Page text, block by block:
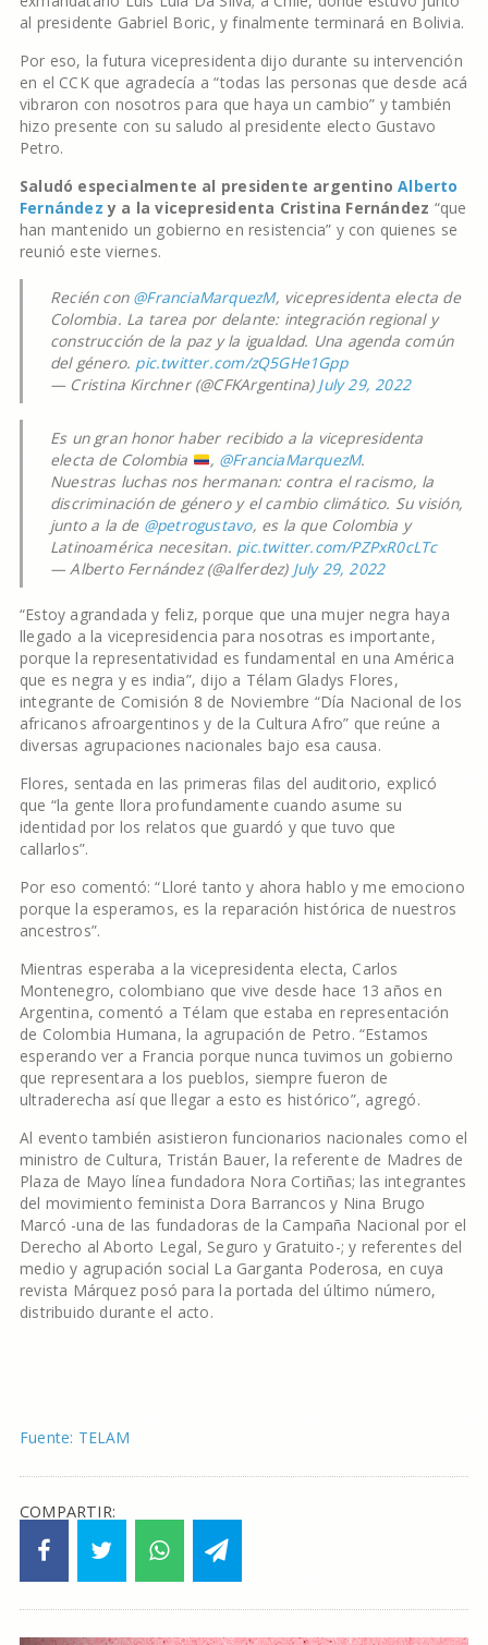
al presidente Gabriel Boric, y finalmente terminará en Bolivia.
Por eso, la futura vicepresidenta dijo durante su intervención
en el CCK que agradecía a “todas las personas que desde acá
vibraron con nosotros para que haya un cambio” y también
hizo presente con su saludo al presidente electo Gustavo
Petro.
Saludó especialmente al presidente argentinoAlberto
Fernández y a la vicepresidenta Cristina Fernández “que
han mantenido un gobierno en resistencia” y con quienes se
reunió este viernes.
Recién con @FranciaMarquezM, vicepresidenta electa de
Colombia. La tarea por delante: integración regional y
construcción de la paz y la igualdad. Una agenda común
del género. pic.twitter.com/zQ5GHe1Gpp
— Cristina Kirchner (@CFKArgentina) July 29, 2022
Es un gran honor haber recibido a la vicepresidenta
electa de Colombia
, @FranciaMarquezM.
Nuestras luchas nos hermanan: contra el racismo, la
discriminación de género y el cambio climático. Su visión,
junto a la de @petrogustavo, es la que Colombia y
Latinoamérica necesitan. pic.twitter.com/PZPxR0cLTc
— Alberto Fernández (@alferdez) July 29, 2022
“Estoy agrandada y feliz, porque que una mujer negra haya
llegado a la vicepresidencia para nosotras es importante,
porque la representatividad es fundamental en una América
que es negra y es india”, dijo a Télam Gladys Flores,
integrante de Comisión 8 de Noviembre “Día Nacional de los
africanos afroargentinos y de la Cultura Afro” que reúne a
diversas agrupaciones nacionales bajo esa causa.
Flores, sentada en las primeras filas del auditorio, explicó
que “la gente llora profundamente cuando asume su
identidad por los relatos que guardó y que tuvo que
callarlos”.
Por eso comentó: “Lloré tanto y ahora hablo y me emociono
porque la esperamos, es la reparación histórica de nuestros
ancestros”.
Mientras esperaba a la vicepresidenta electa, Carlos
Montenegro, colombiano que vive desde hace 13 años en
Argentina, comentó a Télam que estaba en representación
de Colombia Humana, la agrupación de Petro. “Estamos
esperando ver a Francia porque nunca tuvimos un gobierno
que representara a los pueblos, siempre fueron de
ultraderecha así que llegar a esto es histórico”, agregó.
Al evento también asistieron funcionarios nacionales como el
ministro de Cultura, Tristán Bauer, la referente de Madres de
Plaza de Mayo línea fundadora Nora Cortiñas; las integrantes
del movimiento feminista Dora Barrancos y Nina Brugo
Marcó -una de las fundadoras de la Campaña Nacional por el
Derecho al Aborto Legal, Seguro y Gratuito-; y referentes del
medio y agrupación social La Garganta Poderosa, en cuya
revista Márquez posó para la portada del último número,
distribuido durante el acto.
Fuente: TELAM
COMPARTIR: